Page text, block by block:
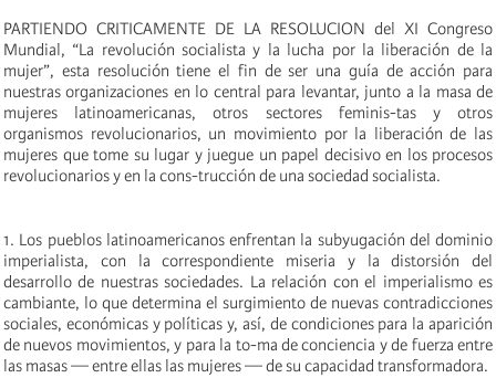
PARTIENDO CRITICAMENTE DE LA RESOLUCION del XI Congreso
Mundial, “La revolución socialista y la lucha por la liberación de la
mujer”, esta resolución tiene el fin de ser una guía de acción para
nuestras organizaciones en lo central para levantar, junto a la masa de
mujeres latinoamericanas, otros sectores feminis-tas y otros
organismos revolucionarios, un movimiento por la liberación de las
mujeres que tome su lugar y juegue un papel decisivo en los procesos
revolucionarios y en la cons-trucción de una sociedad socialista.
1. Los pueblos latinoamericanos enfrentan la subyugación del dominio
imperialista, con la correspondiente miseria y la distorsión del
desarrollo de nuestras sociedades. La relación con el imperialismo es
cambiante, lo que determina el surgimiento de nuevas contradicciones
sociales, económicas y políticas y, así, de condiciones para la aparición
de nuevos movimientos, y para la to-ma de conciencia y de fuerza entre
las masas — entre ellas las mujeres — de su capacidad transformadora.